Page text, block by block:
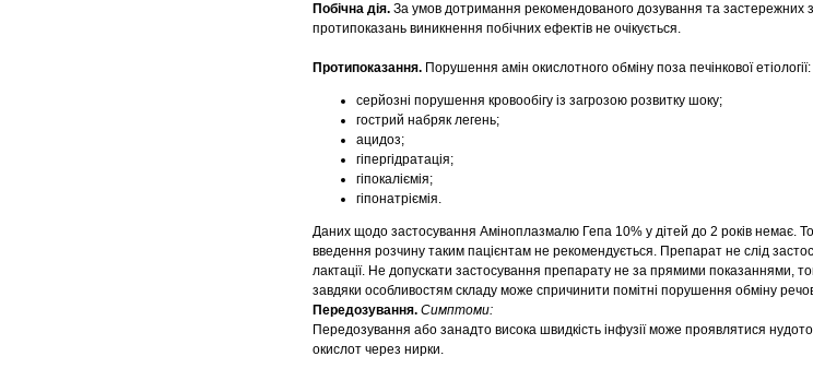
Побічна дія. За умов дотримання рекомендованого дозування та застережних
протипоказань виникнення побічних ефектів не очікується.
Протипоказання. Порушення амін окислотного обміну поза печінкової етіології:
cерйозні порушення кровообігу із загрозою розвитку шоку;
гострий набряк легень;
ацидоз;
гіпергідратація;
гіпокаліємія;
гіпонатріємія.
Даних щодо застосування Аміноплазмалю Гепа 10% у дітей до 2 років немає.
введення розчину таким пацієнтам не рекомендується. Препарат не слід
лактації. Не допускати застосування препарату не за прямими показаннями,
завдяки особливостям складу може спричинити помітні порушення обміну
Передозування. Симптоми:
Передозування або занадто висока швидкість інфузії може проявлятися
окислот через нирки.